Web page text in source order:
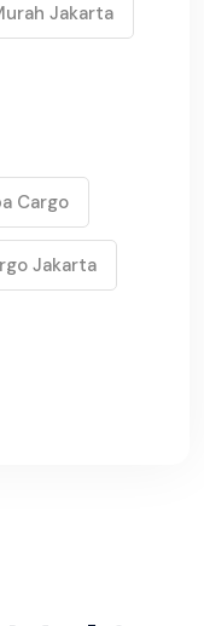
Jakarta
Cargo
Jakarta